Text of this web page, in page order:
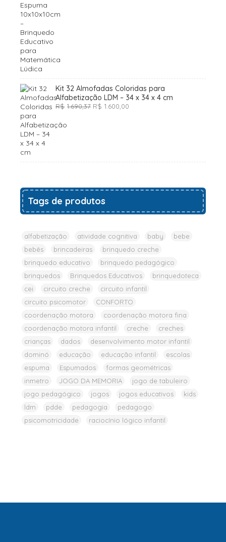
Kit 32 Almofadas Coloridas para
Alfabetização LDM – 34 x 34 x 4 cm
R$ 1.690,37 O
R$ 1.600,00
Tags de produtos
alfabetização atividade cognitiva baby
bebe
bebês
brincadeiras
brinquedo creche
brinquedo educativo
brinquedo pedagógico
brinquedos
Brinquedos Educativos
brinquedoteca
cei
circuito creche
circuito infantil
circuito psicomotor
CONFORTO
coordenação motora
coordenação motora fina
coordenação motora infantil
creche
creches
crianças
dados
desenvolvimento motor infantil
dominó
educação educação infantil
escolas
espuma
Espumados
formas geométricas
inmetro
JOGO DA MEMORIA
jogo de tabuleiro
jogo pedagógico
jogos jogos educativos
kids
ldm
pdde pedagogia
pedagogo
psicomotricidade
raciocínio lógico infantil